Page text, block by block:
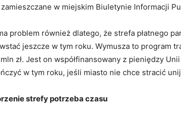
w miejskim Biuletynie Informacji
problem również dlatego, że strefa płatnego
jeszcze w tym roku. Wymusza to program
zł. Jest on współfinansowany z pieniędzy
w tym roku, jeśli miasto nie chce stracić
strefy potrzeba czasu